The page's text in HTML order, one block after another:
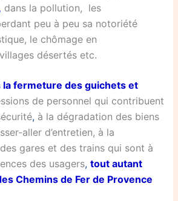
dans la pollution, les
peu à peu sa notoriété
le chômage en
désertés etc.
la fermeture des guichets et
de personnel qui contribuent
, à la dégradation des biens
aller d’entretien, à la
gares et des trains qui sont à
des usagers,tout autant
Chemins de Fer de Provence